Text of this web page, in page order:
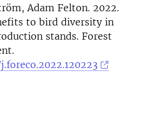
Adam Felton. 2022.
to bird diversity in
stands. Forest